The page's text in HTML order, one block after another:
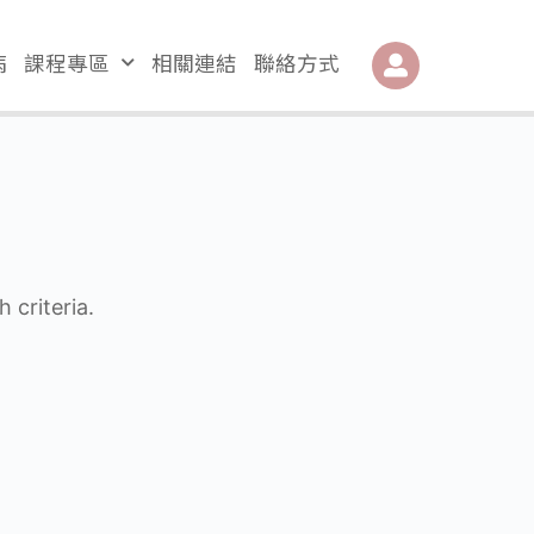
課程專區 相關連結 聯絡方式
criteria.